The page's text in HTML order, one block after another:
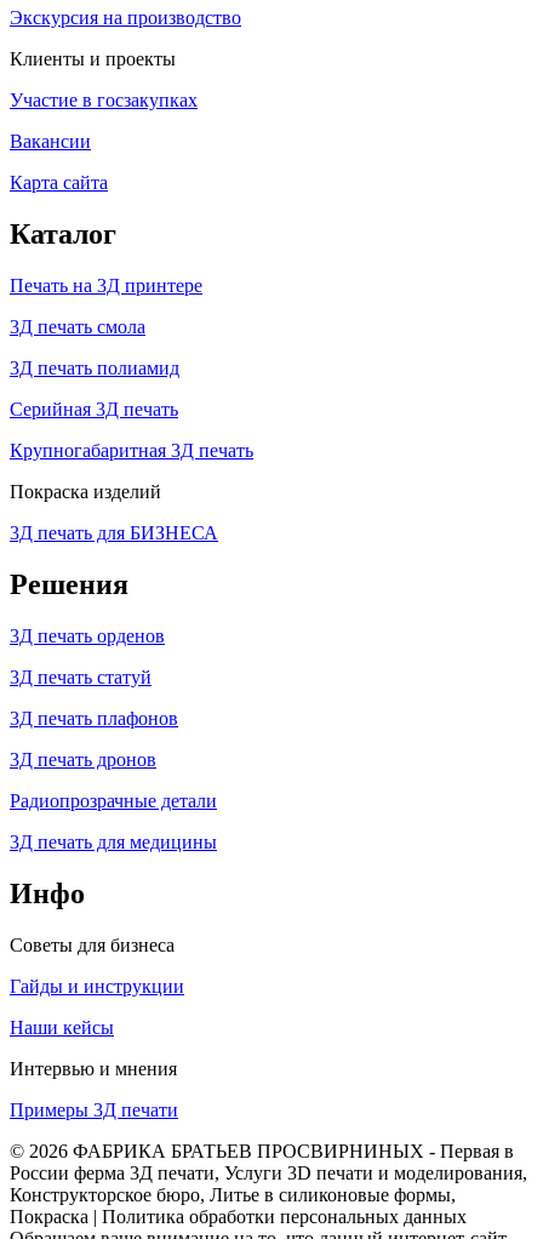
Экскурсия на производство
Клиенты и проекты
Участие в госзакупках
Вакансии
Карта сайта
Каталог
Печать на 3Д принтере
3Д печать смола
3Д печать полиамид
Серийная 3Д печать
Крупногабаритная 3Д печать
Покраска изделий
3Д печать для БИЗНЕСА
Решения
3Д печать орденов
3Д печать статуй
3Д печать плафонов
3Д печать дронов
Радиопрозрачные детали
3Д печать для медицины
Инфо
Советы для бизнеса
Гайды и инструкции
Наши кейсы
Интервью и мнения
Примеры 3Д печати
© 2026 ФАБРИКА БРАТЬЕВ ПРОСВИРНИНЫХ - Первая в
России ферма 3Д печати, Услуги 3D печати и моделирования,
Конструкторское бюро, Литье в силиконовые формы,
Покраска | Политика обработки персональных данных